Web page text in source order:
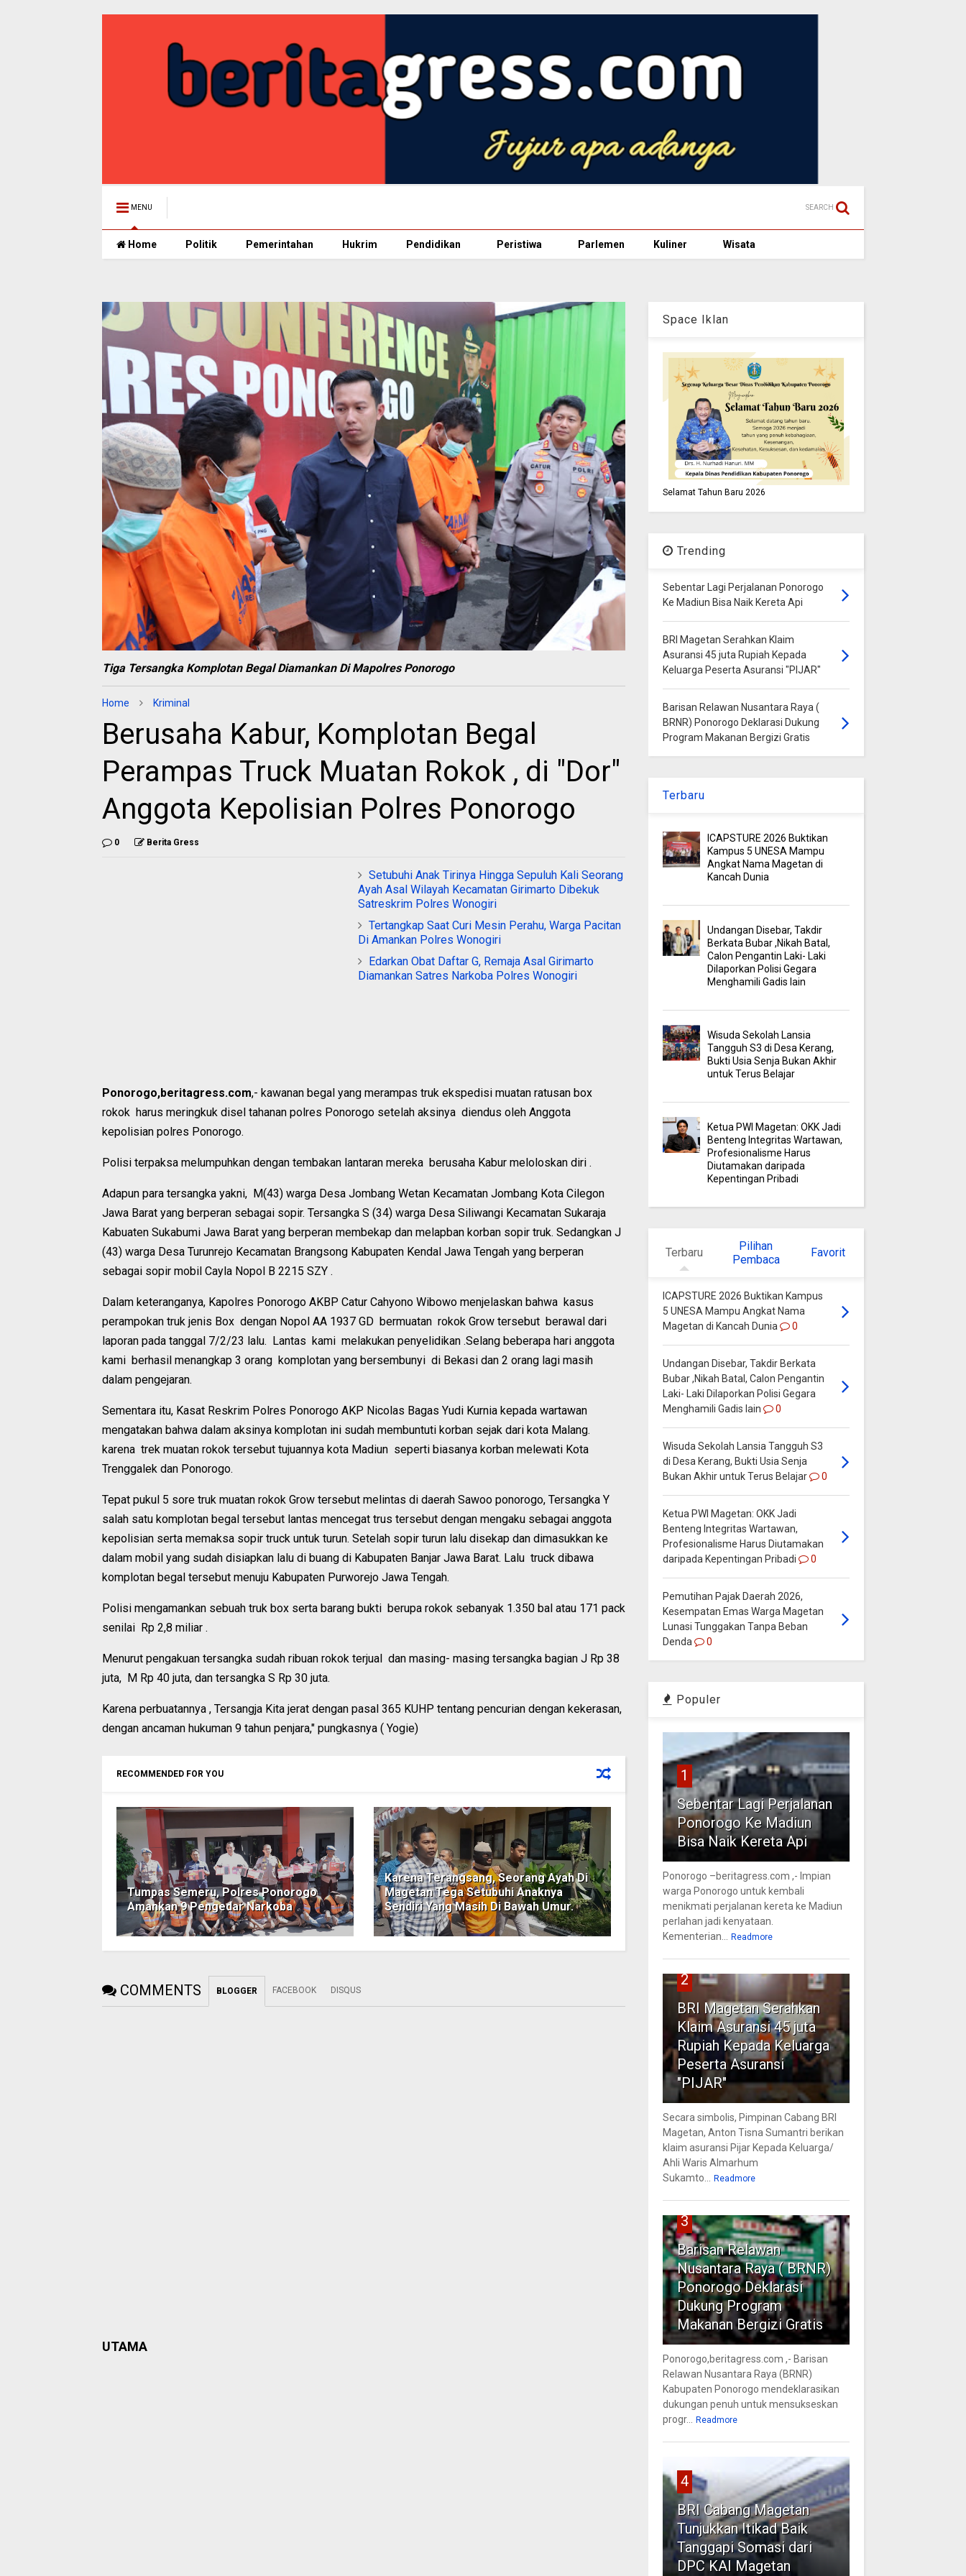
MENU SEARCH
Home Politik Pemerintahan Hukrim Pendidikan Peristiwa Parlemen Kuliner Wisata
Tiga Tersangka Komplotan Begal Diamankan Di Mapolres Ponorogo
Home Kriminal
Berusaha Kabur, Komplotan Begal
Perampas Truck Muatan Rokok , di "Dor"
Anggota Kepolisian Polres Ponorogo
0 Berita Gress
Setubuhi Anak Tirinya Hingga Sepuluh Kali Seorang
Ayah Asal Wilayah Kecamatan Girimarto Dibekuk
Satreskrim Polres Wonogiri
Tertangkap Saat Curi Mesin Perahu, Warga Pacitan
Di Amankan Polres Wonogiri
Edarkan Obat Daftar G, Remaja Asal Girimarto
Diamankan Satres Narkoba Polres Wonogiri
Ponorogo,beritagress.com,- kawanan begal yang merampas truk ekspedisi muatan ratusan box
rokok harus meringkuk disel tahanan polres Ponorogo setelah aksinya diendus oleh Anggota
kepolisian polres Ponorogo.
Polisi terpaksa melumpuhkan dengan tembakan lantaran mereka berusaha Kabur meloloskan diri .
Adapun para tersangka yakni, M(43) warga Desa Jombang Wetan Kecamatan Jombang Kota Cilegon
Jawa Barat yang berperan sebagai sopir. Tersangka S (34) warga Desa Siliwangi Kecamatan Sukaraja
Kabuaten Sukabumi Jawa Barat yang berperan membekap dan melapban korban sopir truk. Sedangkan J
(43) warga Desa Turunrejo Kecamatan Brangsong Kabupaten Kendal Jawa Tengah yang berperan
sebagai sopir mobil Cayla Nopol B 2215 SZY .
Dalam keteranganya, Kapolres Ponorogo AKBP Catur Cahyono Wibowo menjelaskan bahwa kasus
perampokan truk jenis Box dengan Nopol AA 1937 GD bermuatan rokok Grow tersebut berawal dari
laporan pada tanggal 7/2/23 lalu. Lantas kami melakukan penyelidikan .Selang beberapa hari anggota
kami berhasil menangkap 3 orang komplotan yang bersembunyi di Bekasi dan 2 orang lagi masih
dalam pengejaran.
Sementara itu, Kasat Reskrim Polres Ponorogo AKP Nicolas Bagas Yudi Kurnia kepada wartawan
mengatakan bahwa dalam aksinya komplotan ini sudah membuntuti korban sejak dari kota Malang.
karena trek muatan rokok tersebut tujuannya kota Madiun seperti biasanya korban melewati Kota
Trenggalek dan Ponorogo.
Tepat pukul 5 sore truk muatan rokok Grow tersebut melintas di daerah Sawoo ponorogo, Tersangka Y
salah satu komplotan begal tersebut lantas mencegat trus tersebut dengan mengaku sebagai anggota
kepolisian serta memaksa sopir truck untuk turun. Setelah sopir turun lalu disekap dan dimasukkan ke
dalam mobil yang sudah disiapkan lalu di buang di Kabupaten Banjar Jawa Barat. Lalu truck dibawa
komplotan begal tersebut menuju Kabupaten Purworejo Jawa Tengah.
Polisi mengamankan sebuah truk box serta barang bukti berupa rokok sebanyak 1.350 bal atau 171 pack
senilai Rp 2,8 miliar .
Menurut pengakuan tersangka sudah ribuan rokok terjual dan masing- masing tersangka bagian J Rp 38
juta, M Rp 40 juta, dan tersangka S Rp 30 juta.
Karena perbuatannya , Tersangja Kita jerat dengan pasal 365 KUHP tentang pencurian dengan kekerasan,
dengan ancaman hukuman 9 tahun penjara," pungkasnya ( Yogie)
RECOMMENDED FOR YOU
Tumpas Semeru, Polres Ponorogo
Amankan 9 Pengedar Narkoba
Karena Terangsang, Seorang Ayah Di
Magetan Tega Setubuhi Anaknya
Sendiri Yang Masih Di Bawah Umur.
COMMENTS BLOGGER FACEBOOK DISQUS
UTAMA
Space Iklan
Selamat Tahun Baru 2026
Trending
Sebentar Lagi Perjalanan Ponorogo
Ke Madiun Bisa Naik Kereta Api
BRI Magetan Serahkan Klaim
Asuransi 45 juta Rupiah Kepada
Keluarga Peserta Asuransi "PIJAR"
Barisan Relawan Nusantara Raya (
BRNR) Ponorogo Deklarasi Dukung
Program Makanan Bergizi Gratis
Terbaru
ICAPSTURE 2026 Buktikan
Kampus 5 UNESA Mampu
Angkat Nama Magetan di
Kancah Dunia
Undangan Disebar, Takdir
Berkata Bubar ,Nikah Batal,
Calon Pengantin Laki- Laki
Dilaporkan Polisi Gegara
Menghamili Gadis lain
Wisuda Sekolah Lansia
Tangguh S3 di Desa Kerang,
Bukti Usia Senja Bukan Akhir
untuk Terus Belajar
Ketua PWI Magetan: OKK Jadi
Benteng Integritas Wartawan,
Profesionalisme Harus
Diutamakan daripada
Kepentingan Pribadi
Terbaru
Pilihan
Pembaca
Favorit
ICAPSTURE 2026 Buktikan Kampus
5 UNESA Mampu Angkat Nama
Magetan di Kancah Dunia
0
Undangan Disebar, Takdir Berkata
Bubar ,Nikah Batal, Calon Pengantin
Laki- Laki Dilaporkan Polisi Gegara
Menghamili Gadis lain
0
Wisuda Sekolah Lansia Tangguh S3
di Desa Kerang, Bukti Usia Senja
Bukan Akhir untuk Terus Belajar
0
Ketua PWI Magetan: OKK Jadi
Benteng Integritas Wartawan,
Profesionalisme Harus Diutamakan
daripada Kepentingan Pribadi
0
Pemutihan Pajak Daerah 2026,
Kesempatan Emas Warga Magetan
Lunasi Tunggakan Tanpa Beban
Denda
0
Populer
1
Sebentar Lagi Perjalanan
Ponorogo Ke Madiun
Bisa Naik Kereta Api
Ponorogo –beritagress.com ,- Impian
warga Ponorogo untuk kembali
menikmati perjalanan kereta ke Madiun
perlahan jadi kenyataan.
Kementerian...
Readmore
2
BRI Magetan Serahkan
Klaim Asuransi 45 juta
Rupiah Kepada Keluarga
Peserta Asuransi
"PIJAR"
Secara simbolis, Pimpinan Cabang BRI
Magetan, Anton Tisna Sumantri berikan
klaim asuransi Pijar Kepada Keluarga/
Ahli Waris Almarhum
Sukamto...
Readmore
3
Barisan Relawan
Nusantara Raya ( BRNR)
Ponorogo Deklarasi
Dukung Program
Makanan Bergizi Gratis
Ponorogo,beritagress.com ,- Barisan
Relawan Nusantara Raya (BRNR)
Kabupaten Ponorogo mendeklarasikan
dukungan penuh untuk mensukseskan
progr...
Readmore
4
BRI Cabang Magetan
Tunjukkan Itikad Baik
Tanggapi Somasi dari
DPC KAI Magetan